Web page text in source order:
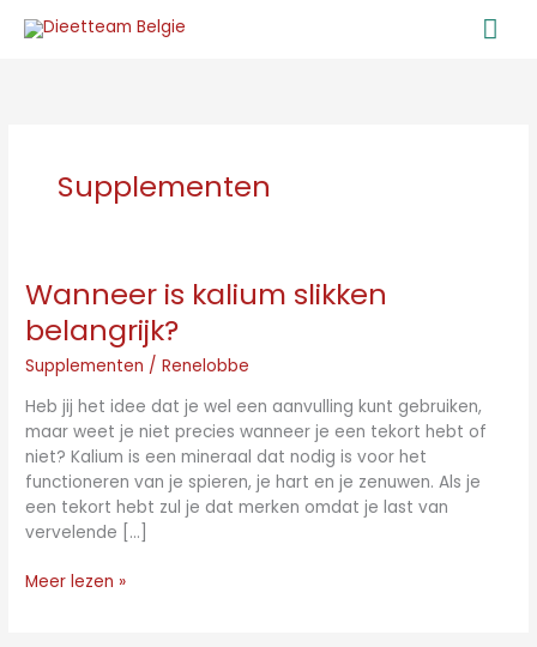
naar
Supplementen
Wanneer is kalium slikken
belangrijk?
Supplementen /Renelobbe
Heb jij het idee dat je wel een aanvulling kunt gebruiken,
maar weet je niet precies wanneer je een tekort hebt of
niet? Kalium is een mineraal dat nodig is voor het
functioneren van je spieren, je hart en je zenuwen. Als je
een tekort hebt zul je dat merken omdat je last van
vervelende […]
Wanneer
kalium
slikken
Meer lezen »